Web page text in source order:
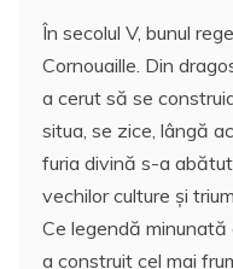
c
e
b
o
o
k
itt
er
ai
l
În secolul V, bunul
Cornouaille. Din
a cerut să se
situa, se zice, lângă
furia divină s-a
vechilor culture şi
Ce legendă minunată
a construit cel mai